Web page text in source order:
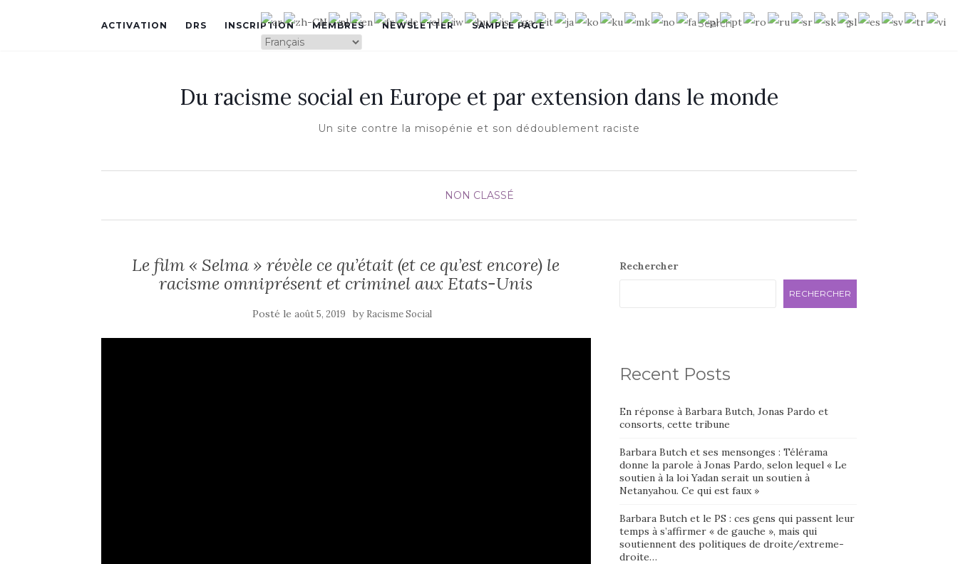
ACTIVATION DRS INSCRIPTION MEMBRES NEWSLETTER SAMPLE PAGE
Du racisme social en Europe et par extension dans le monde
Un site contre la misopénie et son dédoublement raciste
NON CLASSÉ
Le film « Selma » révèle ce qu’était (et ce qu’est encore) le
racisme omniprésent et criminel aux Etats-Unis
Posté leaoût 5, 2019 by Racisme Social
Rechercher
RECHERCHER
Recent Posts
En réponse à Barbara Butch, Jonas Pardo et
consorts, cette tribune
Barbara Butch et ses mensonges : Télérama
donne la parole à Jonas Pardo, selon lequel « Le
soutien à la loi Yadan serait un soutien à
Netanyahou. Ce qui est faux »
Barbara Butch et le PS : ces gens qui passent leur
temps à s’affirmer « de gauche », mais qui
soutiennent des politiques de droite/extreme-
droite…